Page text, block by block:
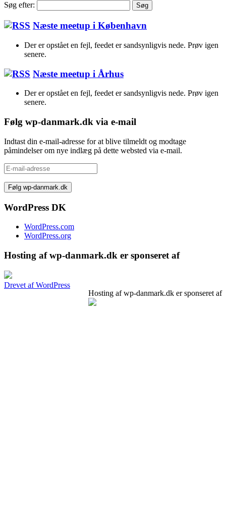
Søg efter:
Næste meetup i København
Der er opstået en fejl, feedet er sandsynligvis nede. Prøv igen
senere.
Næste meetup i Århus
Der er opstået en fejl, feedet er sandsynligvis nede. Prøv igen
senere.
Følg wp-danmark.dk via e-mail
Indtast din e-mail-adresse for at blive tilmeldt og modtage
påmindelser om nye indlæg på dette websted via e-mail.
E-
mail-
adresse
WordPress DK
WordPress.com
WordPress.org
Hosting af wp-danmark.dk er sponseret af
Drevet af WordPress
Hosting af wp-danmark.dk er sponseret af